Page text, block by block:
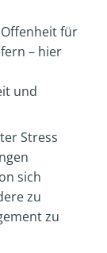
für
– hier
und
Stress
sich
zu
zu